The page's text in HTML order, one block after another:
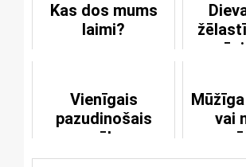
Kas dos mums
laimi?
Vienīgais
pazudinošais
grēks
vai